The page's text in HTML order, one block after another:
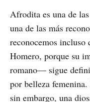
Afrodita es una de las
una de las más
reconocemos incluso
Homero, porque su
romano— sigue
por belleza femenina.
sin embargo, una